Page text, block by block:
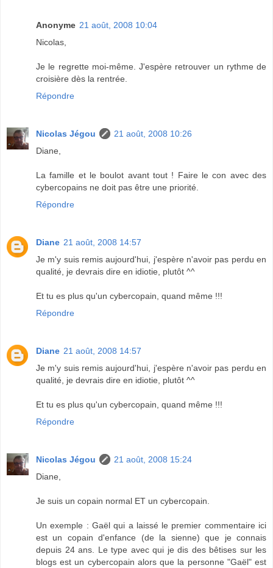
Anonyme 21 août, 2008 10:04
Nicolas,
Je le regrette moi-même. J'espère retrouver un rythme de
croisière dès la rentrée.
Répondre
Nicolas Jégou
21 août, 2008 10:26
Diane,
La famille et le boulot avant tout ! Faire le con avec des
cybercopains ne doit pas être une priorité.
Répondre
Diane 21 août, 2008 14:57
Je m'y suis remis aujourd'hui, j'espère n'avoir pas perdu en
qualité, je devrais dire en idiotie, plutôt ^^
Et tu es plus qu'un cybercopain, quand même !!!
Répondre
Diane 21 août, 2008 14:57
Je m'y suis remis aujourd'hui, j'espère n'avoir pas perdu en
qualité, je devrais dire en idiotie, plutôt ^^
Et tu es plus qu'un cybercopain, quand même !!!
Répondre
Nicolas Jégou
21 août, 2008 15:24
Diane,
Je suis un copain normal ET un cybercopain.
Un exemple : Gaël qui a laissé le premier commentaire ici
est un copain d'enfance (de la sienne) que je connais
depuis 24 ans. Le type avec qui je dis des bêtises sur les
blogs est un cybercopain alors que la personne "Gaël" est